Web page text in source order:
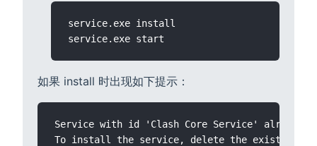
service.exe install
如果 install 时出现如下提示：
Service with id 'Clash Core Service' already
To install the service, delete the existing